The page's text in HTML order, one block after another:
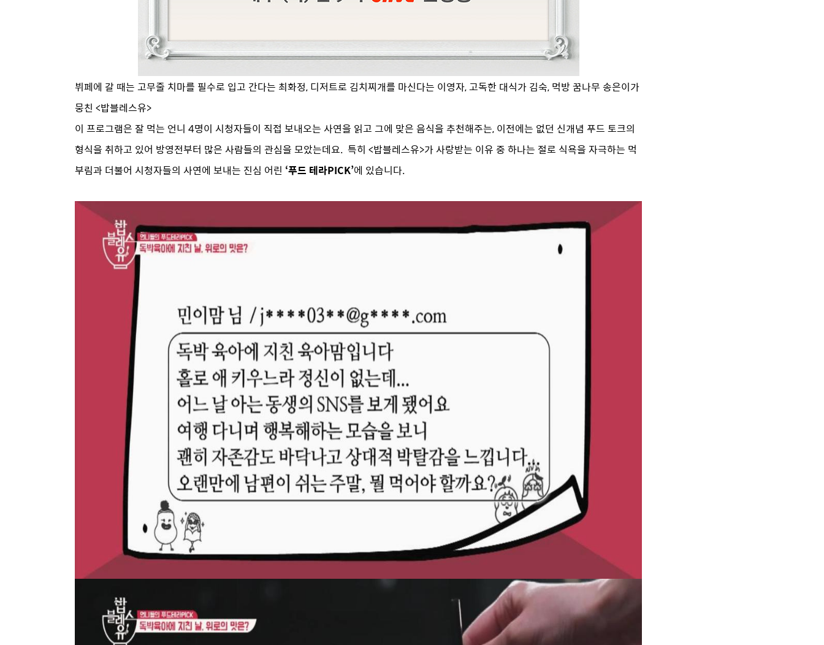
뷔페에 갈 때는 고무줄 치마를 필수로 입고 간다는 최화정, 디저트로 김치찌개를 마신다는 이영자, 고독한 대식가 김숙, 먹방 꿈나무 송은이가
뭉친 <밥블레스유>
이 프로그램은 잘 먹는 언니 4명이 시청자들이 직접 보내오는 사연을 읽고 그에 맞은 음식을 추천해주는, 이전에는 없던 신개념 푸드 토크의
형식을 취하고 있어 방영전부터 많은 사람들의 관심을 모았는데요. 특히 <밥블레스유>가 사랑받는 이유 중 하나는 절로 식욕을 자극하는 먹
부림과 더불어 시청자들의 사연에 보내는 진심 어린 ‘푸드 테라PICK’에 있습니다.